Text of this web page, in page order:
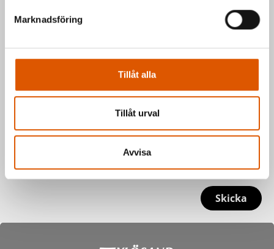
Marknadsföring
Tillåt alla
Tillåt urval
Avvisa
Skicka